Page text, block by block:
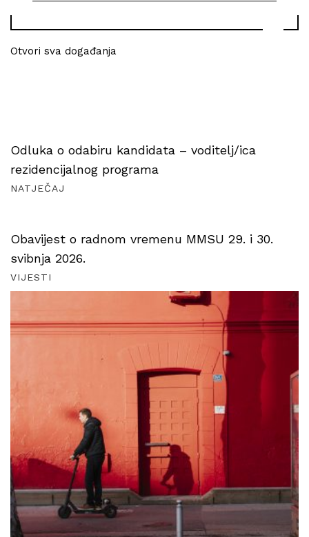
Otvori sva događanja
Odluka o odabiru kandidata – voditelj/ica
rezidencijalnog programa
NATJEČAJ
Obavijest o radnom vremenu MMSU 29. i 30.
svibnja 2026.
VIJESTI